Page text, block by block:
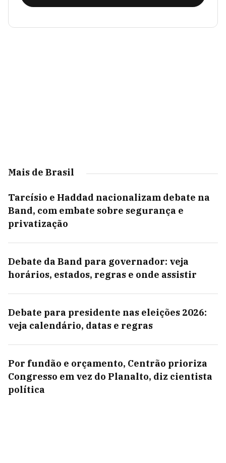
Mais de Brasil
Tarcísio e Haddad nacionalizam debate na
Band, com embate sobre segurança e
privatização
Debate da Band para governador: veja
horários, estados, regras e onde assistir
Debate para presidente nas eleições 2026:
veja calendário, datas e regras
Por fundão e orçamento, Centrão prioriza
Congresso em vez do Planalto, diz cientista
política